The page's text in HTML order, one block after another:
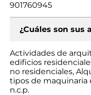
901760945
¿Cuáles son sus
Actividades de
edificios
no residenciales,
tipos de maquinaria
n.c.p.